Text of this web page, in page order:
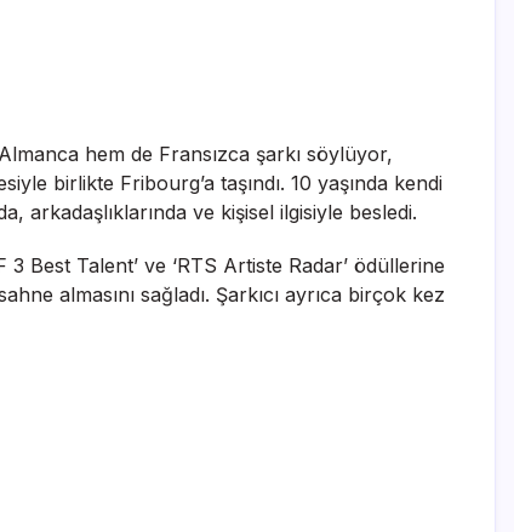
hem de Fransızca şarkı söylüyor,
birlikte Fribourg’a taşındı. 10 yaşında kendi
arkadaşlıklarında ve kişisel ilgisiyle besledi.
Best Talent’ ve ‘RTS Artiste Radar’ ödüllerine
almasını sağladı. Şarkıcı ayrıca birçok kez